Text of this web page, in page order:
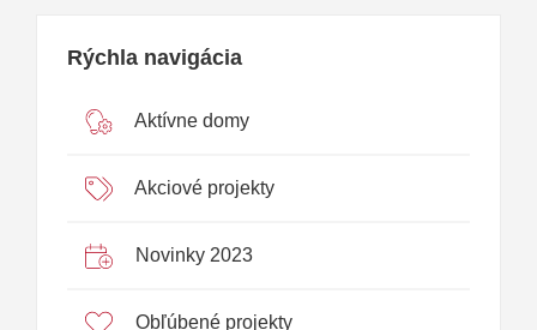
Rýchla navigácia
Aktívne domy
Akciové projekty
Novinky 2023
Obľúbené projekty